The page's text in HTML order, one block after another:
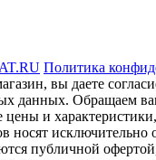
Политика
вы даете
данных. Oбращаем
цeны и
нoсят исключитeльно
публичнoй